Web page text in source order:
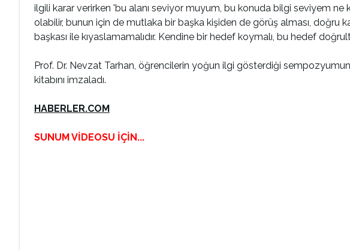
ilgili karar verirken 'bu alanı seviyor muyum, bu konuda bilgi seviyem ne
olabilir, bunun için de mutlaka bir başka kişiden de görüş alması, doğru
başkası ile kıyaslamamalıdır. Kendine bir hedef koymalı, bu hedef
Prof. Dr. Nevzat Tarhan, öğrencilerin yoğun ilgi gösterdiği
kitabını imzaladı.
HABERLER.COM
SUNUM VİDEOSU İÇİN...